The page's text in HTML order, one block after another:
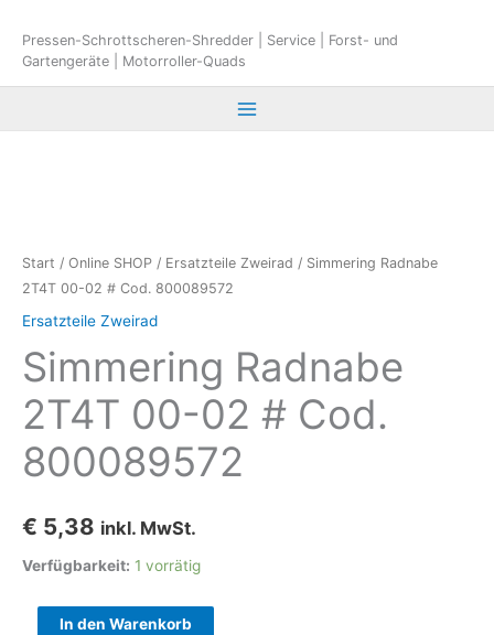
Inhalt
springen
Pressen-Schrottscheren-Shredder | Service | Forst- und
Gartengeräte | Motorroller-Quads
Start / Online SHOP / Ersatzteile Zweirad / Simmering Radnabe
2T4T 00-02 # Cod. 800089572
Ersatzteile Zweirad
Simmering Radnabe
2T4T 00-02 # Cod.
800089572
€ 5,38 inkl. MwSt.
Verfügbarkeit: 1 vorrätig
Simmering
In den Warenkorb